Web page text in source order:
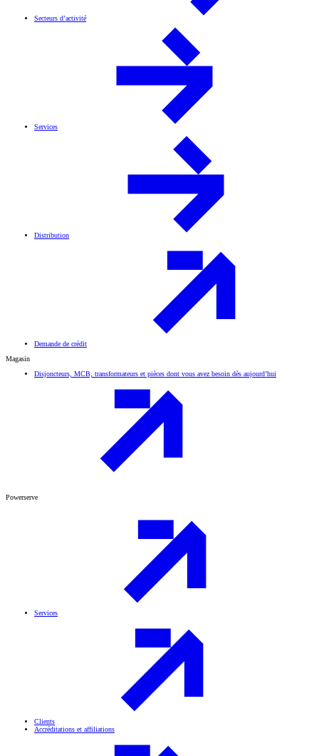
Secteurs d’activité
Services
Distribution
Demande de crédit
Magasin
Disjoncteurs, MCB, transformateurs et pièces dont vous avez besoin dès aujourd’hui
Powerserve
Services
Clients
Accréditations et affiliations